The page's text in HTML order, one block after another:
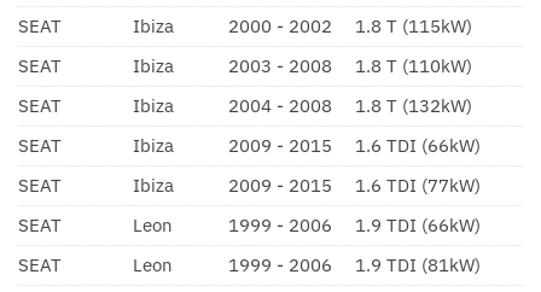
SEAT
Ibiza 2000 - 2002
1.8 T (115kW)
SEAT
Ibiza 2003 - 2008
1.8 T (110kW)
SEAT
Ibiza 2004 - 2008
1.8 T (132kW)
SEAT
Ibiza 2009 - 2015
1.6 TDI (66kW)
SEAT
Ibiza 2009 - 2015
1.6 TDI (77kW)
SEAT
Leon 1999 - 2006
1.9 TDI (66kW)
SEAT
Leon 1999 - 2006
1.9 TDI (81kW)